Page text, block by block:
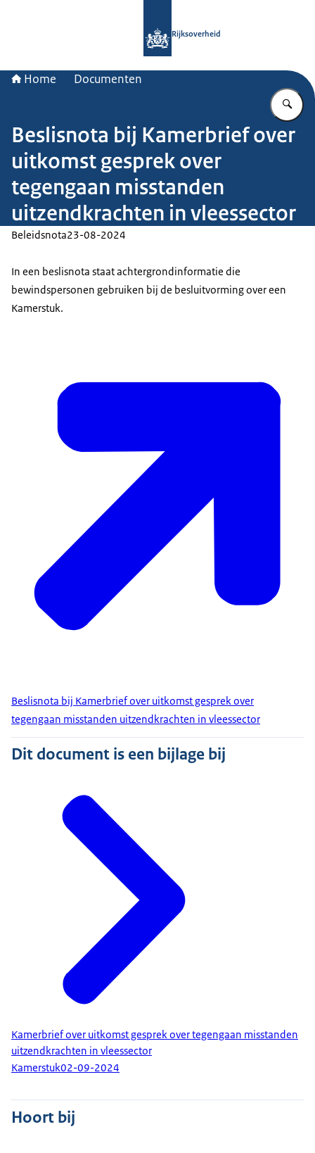
Rijksoverheid
Home Documenten
Beslisnota bij Kamerbrief over
uitkomst gesprek over
tegengaan misstanden
uitzendkrachten in vleessector
Beleidsnota23-08-2024
In een beslisnota staat achtergrondinformatie die
bewindspersonen gebruiken bij de besluitvorming over een
Kamerstuk.
Beslisnota bij Kamerbrief over uitkomst gesprek over
tegengaan misstanden uitzendkrachten in vleessector
Dit document is een bijlage bij
Kamerbrief over uitkomst gesprek over tegengaan misstanden
uitzendkrachten in vleessector
Kamerstuk02-09-2024
Hoort bij